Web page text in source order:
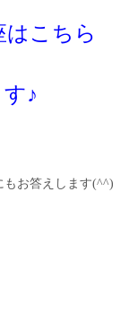
こちら
♪
もお答えします(^^)